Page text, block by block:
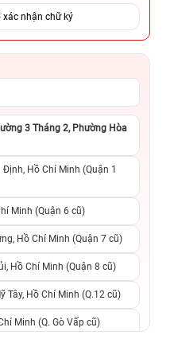
nhận chữ ký
3 Tháng 2, Phường Hòa
Hồ Chí Minh (Quận 1
Minh (Quận 6 cũ)
Hồ Chí Minh (Quận 7 cũ)
Hồ Chí Minh (Quận 8 cũ)
Tây, Hồ Chí Minh (Q.12 cũ)
Minh (Q. Gò Vấp cũ)